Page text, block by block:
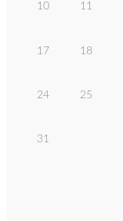
10 11
17 18
24 25
31